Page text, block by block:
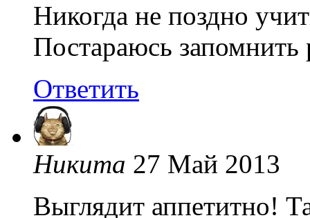
Никогда не поздно
Постараюсь запомнить
Ответить
Никита 27 Май 2013
Выглядит аппетитно!